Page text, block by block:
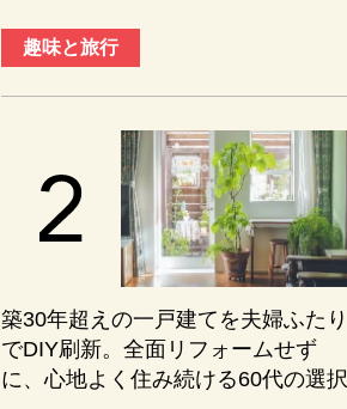
趣味と旅行
築30年超えの一戸建てを夫婦ふたり
でDIY刷新。全面リフォームせず
に、心地よく住み続ける60代の選択